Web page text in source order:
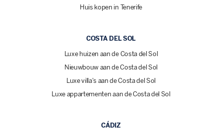
Huis kopen in Tenerife
COSTA DEL SOL
Luxe huizen aan de Costa del Sol
Nieuwbouw aan de Costa del Sol
Luxe villa's aan de Costa del Sol
Luxe appartementen aan de Costa del Sol
CÁDIZ